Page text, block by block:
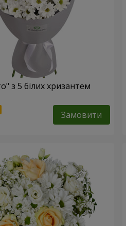
з 5 білих хризантем
Замовити